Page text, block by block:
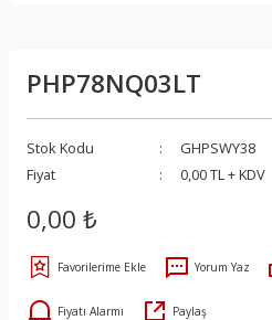
PHP78NQ03LT
Stok Kodu
GHPSWY38
Fiyat
0,00 TL + KDV
0,00 ₺
Yorum Yaz
Fiyatı Alarmı Paylaş